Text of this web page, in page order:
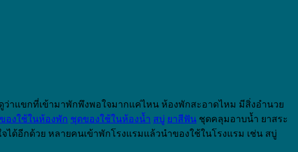
ว่าแขกที่เข้ามาพักพึงพอใจมากแค่ไหน ห้องพักสะอาดไหม มีสิ่งอำนวย
องใช้ในห้องพัก ชุดของใช้ในห้องน้ำ สบู่ ยาสีฟัน ชุดคลุมอาบน้ำ ยาสระ
ด้อีกด้วย หลายคนเข้าพักโรงแรมแล้วนำของใช้ในโรงแรม เช่น สบู่